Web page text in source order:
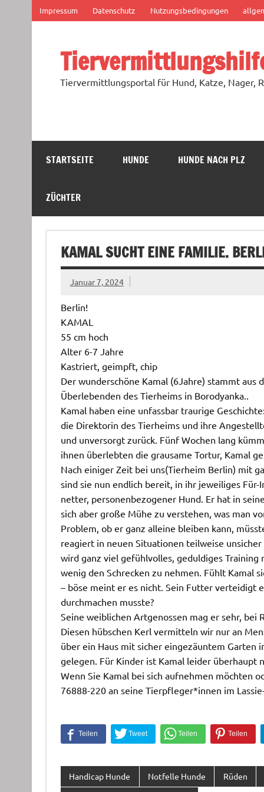
springen
Impressum Datenschutz Nutzungsbedingungen
Tiervermittlungsportal für Hund, Katze, Nager,
STARTSEITE HUNDE HUNDE NACH PLZ
ZÜCHTER
KAMAL SUCHT EINE FAMILIE.
Januar 7, 2024
Berlin!
KAMAL
55 cm hoch
Alter 6-7 Jahre
Kastriert, geimpft, chip
Der wunderschöne Kamal (6Jahre) stammt aus
Überlebenden des Tierheims in Borodyanka..
Kamal haben eine unfassbar traurige
die Direktorin des Tierheims und ihre
und unversorgt zurück. Fünf Wochen lang
ihnen überlebten die grausame Tortur, Kamal
Nach einiger Zeit bei uns(Tierheim Berlin) mit
sind sie nun endlich bereit, in ihr jeweiliges
netter, personenbezogener Hund. Er hat in
sich aber große Mühe zu verstehen, was man
Problem, ob er ganz alleine bleiben kann,
reagiert in neuen Situationen teilweise
wird ganz viel gefühlvolles, geduldiges
wenig den Schrecken zu nehmen. Fühlt Kamal
– böse meint er es nicht. Sein Futter verteidigt
durchmachen musste?
Seine weiblichen Artgenossen mag er sehr, bei
Diesen hübschen Kerl vermitteln wir nur an
über ein Haus mit sicher eingezäuntem Garten
gelegen. Für Kinder ist Kamal leider überhaupt
Wenn Sie Kamal bei sich aufnehmen möchten
76888-220 an seine Tierpfleger*innen im Lassie-
Handicap Hunde Notfelle Hunde Rüden